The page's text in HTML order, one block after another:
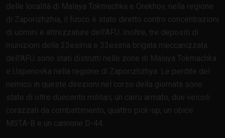
delle località di Malaya Tokmachka e Orekhov, nella regione
di Zaporizhzhia, il fuoco è stato diretto contro concentrazioni
di uomini e attrezzature dell'AFU. Inoltre, tre depositi di
munizioni della 23esima e 33esima brigata meccanizzata
dell'AFU sono stati distrutti nelle zone di Malaya Tokmachka
e Uspenovka nella regione di Zaporizhzhya. Le perdite del
nemico in queste direzioni nel corso della giornata sono
state di oltre duecento militari, un carro armato, due veicoli
corazzati da combattimento, quattro pick-up, un obice
MSTA-B e un cannone D-44.